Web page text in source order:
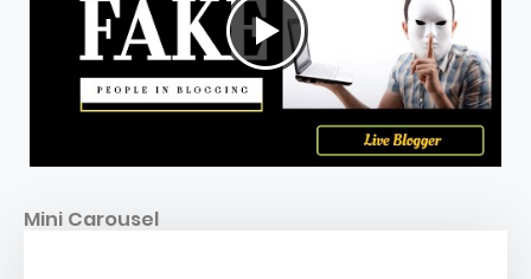
Mini Carousel